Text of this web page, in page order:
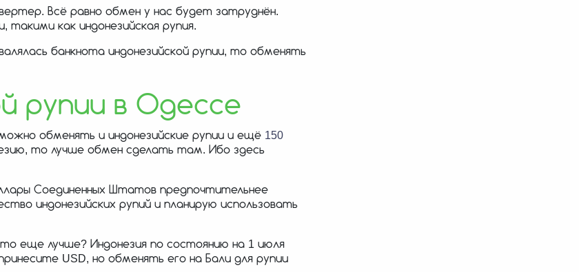
Всё равно обмен у нас будет затруднён.
как индонезийская рупия.
банкнота индонезийской рупии, то обменять
рупии в Одессе
обменять и индонезийские рупии и ещё 150
то лучше обмен сделать там. Ибо здесь
Соединенных Штатов предпочтительнее
индонезийских рупий и планирую использовать
еще лучше? Индонезия по состоянию на 1 июля
USD, но обменять его на Бали для рупии